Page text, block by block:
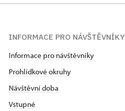
INFORMACE PRO NÁVŠTĚVNÍKY
Informace pro návštěvníky
Prohlídkové okruhy
Návštěvní doba
Vstupné